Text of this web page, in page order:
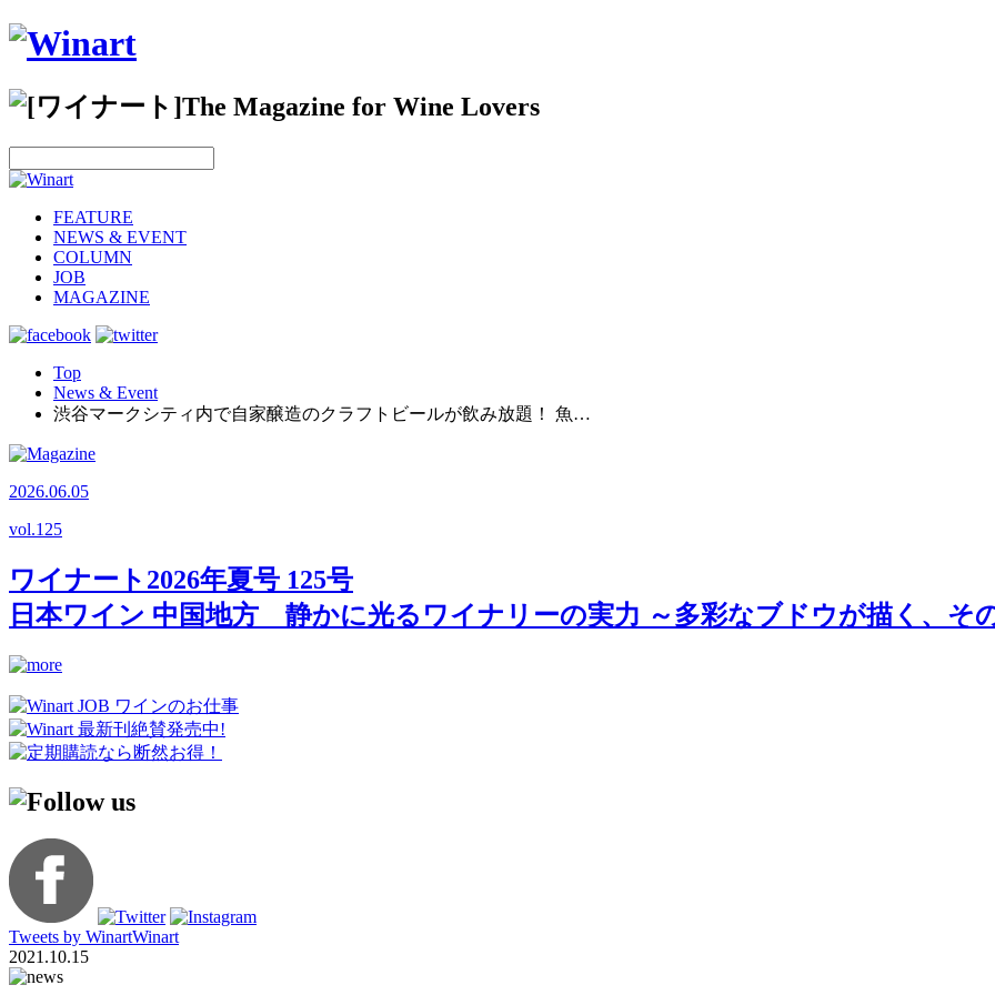
FEATURE
NEWS & EVENT
COLUMN
JOB
MAGAZINE
Top
News & Event
渋谷マークシティ内で自家醸造のクラフトビールが飲み放題！ 魚…
2026.06.05
vol.125
ワイナート2026年夏号 125号
日本ワイン 中国地方 静かに光るワイナリーの実力 ～多彩なブドウが描く、そ
Tweets by WinartWinart
2021.10.15